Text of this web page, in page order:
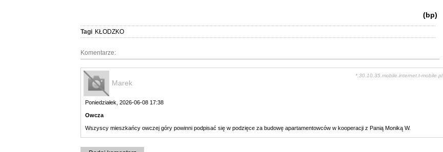
(bp)
Tagi KŁODZKO
Komentarze:
Marek
*.30.10.35.mobile.internet.t-mobile.pl
Poniedziałek, 2026-06-08 17:38
Owcza
Wszyscy mieszkańcy owczej góry powinni podpisać się w podzięce za budowę apartamentowców w kooperacji z Panią Moniką W.